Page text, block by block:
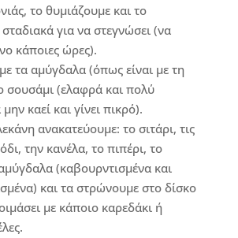
το θυμιάζουμε και το
για να στεγνώσει (να
κάποιες ώρες).
τα αμύγδαλα (όπως είναι με τη
σουσάμι (ελαφρά και πολύ
καεί και γίνει πικρό).
ανακατεύουμε: το σιτάρι, τις
την κανέλα, το πιπέρι, το
(καβουρντισμένα και
και τα στρώνουμε στο δίσκο
με κάποιο καρεδάκι ή